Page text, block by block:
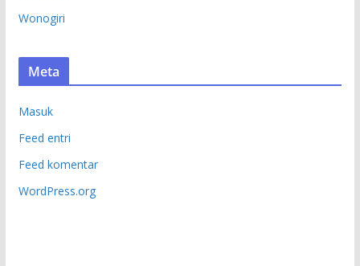
Wonogiri
Meta
Masuk
Feed entri
Feed komentar
WordPress.org